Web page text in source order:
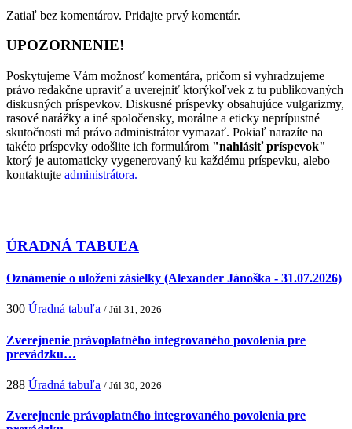
Zatiaľ bez komentárov. Pridajte prvý komentár.
UPOZORNENIE!
Poskytujeme Vám možnosť komentára, pričom si vyhradzujeme
právo redakčne upraviť a uverejniť ktorýkoľvek z tu publikovaných
diskusných príspevkov. Diskusné príspevky obsahujúce vulgarizmy,
rasové narážky a iné spoločensky, morálne a eticky neprípustné
skutočnosti má právo administrátor vymazať. Pokiaľ narazíte na
takéto príspevky odošlite ich formulárom "nahlásiť príspevok"
ktorý je automaticky vygenerovaný ku každému príspevku, alebo
kontaktujte administrátora.
ÚRADNÁ TABUĽA
Oznámenie o uložení zásielky (Alexander Jánoška - 31.07.2026)
300 Úradná tabuľa / Júl 31, 2026
Zverejnenie právoplatného integrovaného povolenia pre
prevádzku…
288 Úradná tabuľa / Júl 30, 2026
Zverejnenie právoplatného integrovaného povolenia pre